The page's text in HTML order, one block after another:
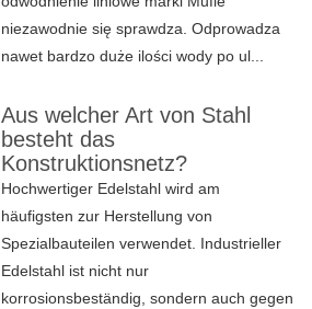
niezawodnie się sprawdza. Odprowadza
nawet bardzo duże ilości wody po ul...
Aus welcher Art von Stahl
besteht das
Konstruktionsnetz?
Hochwertiger Edelstahl wird am
häufigsten zur Herstellung von
Spezialbauteilen verwendet. Industrieller
Edelstahl ist nicht nur
korrosionsbeständig, sondern auch gegen